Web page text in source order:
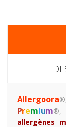
Allergoora
Premium®,
allergènes